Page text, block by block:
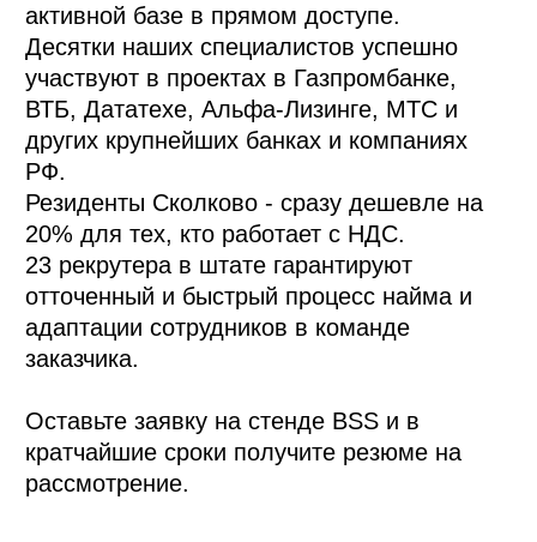
активной базе в прямом доступе.
Десятки наших специалистов успешно
участвуют в проектах в Газпромбанке,
ВТБ, Дататехе, Альфа-Лизинге, МТС и
других крупнейших банках и компаниях
РФ.
Резиденты Сколково - сразу дешевле на
20% для тех, кто работает с НДС.
23 рекрутера в штате гарантируют
отточенный и быстрый процесс найма и
адаптации сотрудников в команде
заказчика.
Оставьте заявку на стенде BSS и в
кратчайшие сроки получите резюме на
рассмотрение.